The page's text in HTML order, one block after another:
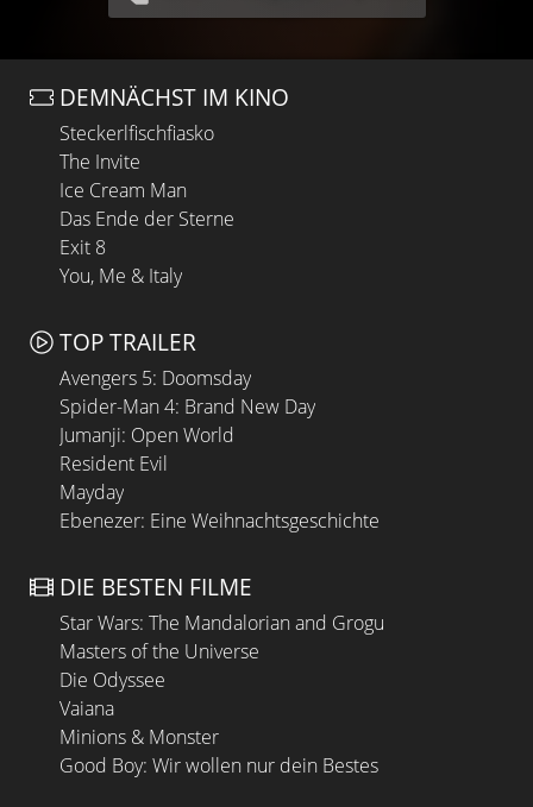
DEMNÄCHST IM KINO
Steckerlfischfiasko
The Invite
Ice Cream Man
Das Ende der Sterne
Exit 8
You, Me & Italy
TOP TRAILER
Avengers 5: Doomsday
Spider-Man 4: Brand New Day
Jumanji: Open World
Resident Evil
Mayday
Ebenezer: Eine Weihnachtsgeschichte
DIE BESTEN FILME
Star Wars: The Mandalorian and Grogu
Masters of the Universe
Die Odyssee
Vaiana
Minions & Monster
Good Boy: Wir wollen nur dein Bestes